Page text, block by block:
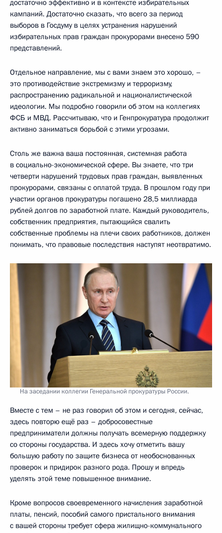
достаточно эффективно и в контексте избирательных
кампаний. Достаточно сказать, что всего за период
выборов в Госдуму в целях устранения нарушений
избирательных прав граждан прокурорами внесено 590
представлений.
Отдельное направление, мы с вами знаем это хорошо, –
это противодействие экстремизму и терроризму,
распространению радикальной и националистической
идеологии. Мы подробно говорили об этом на коллегиях
ФСБ и МВД. Рассчитываю, что и Генпрокуратура продолжит
активно заниматься борьбой с этими угрозами.
Столь же важна ваша постоянная, системная работа
в социально-экономической сфере. Вы знаете, что три
четверти нарушений трудовых прав граждан, выявленных
прокурорами, связаны с оплатой труда. В прошлом году при
участии органов прокуратуры погашено 28,5 миллиарда
рублей долгов по заработной плате. Каждый руководитель,
собственник предприятия, пытающийся свалить
собственные проблемы на плечи своих работников, должен
понимать, что правовые последствия наступят неотвратимо.
На заседании коллегии Генеральной прокуратуры России.
Вместе с тем – не раз говорил об этом и сегодня, сейчас,
здесь повторю ещё раз – добросовестные
предприниматели должны получать всемерную поддержку
со стороны государства. И здесь хочу отметить вашу
большую работу по защите бизнеса от необоснованных
проверок и придирок разного рода. Прошу и впредь
уделять этой теме повышенное внимание.
Кроме вопросов своевременного начисления заработной
платы, пенсий, пособий самого пристального внимания
с вашей стороны требует сфера жилищно-коммунального